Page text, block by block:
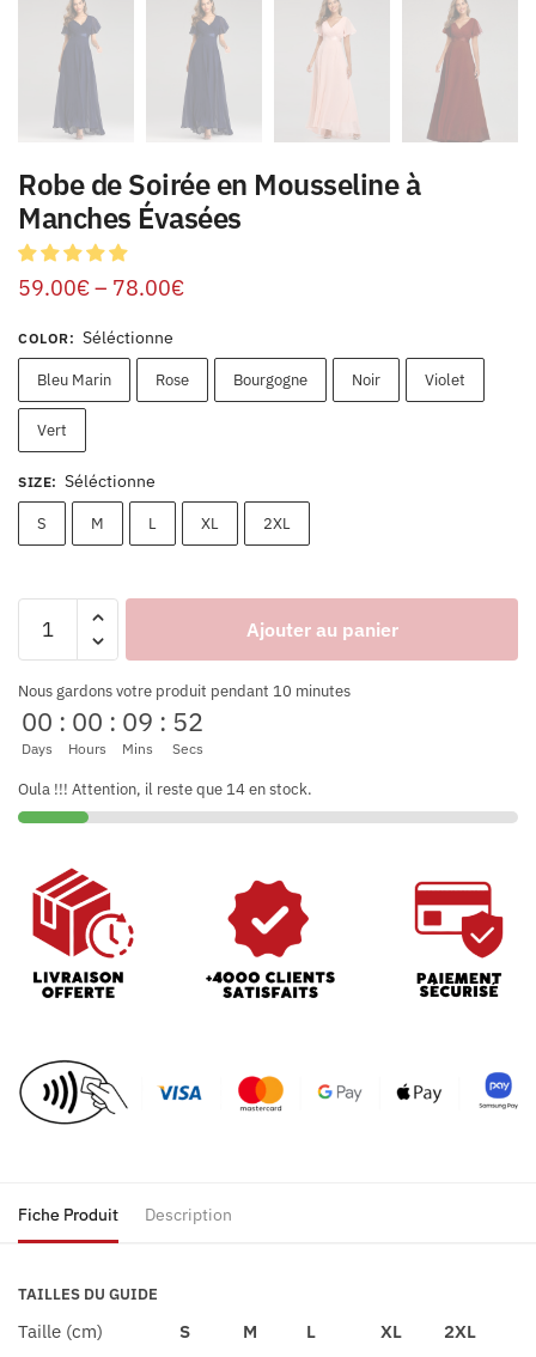
Robe de Soirée en Mousseline à
Manches Évasées
59.00€– 78.00€
COLOR: Séléctionne
Bleu Marin Rose Bourgogne Noir Violet
Vert
SIZE: Séléctionne
S M L XL 2XL
Ajouter au panier
Nous gardons votre produit pendant 10 minutes
00
Days
: 00
Hours
: 09
Mins
: 52
Secs
Oula !!! Attention, il reste que 14 en stock.
Fiche Produit Description
TAILLES DU GUIDE
Taille (cm) S M L XL
2XL